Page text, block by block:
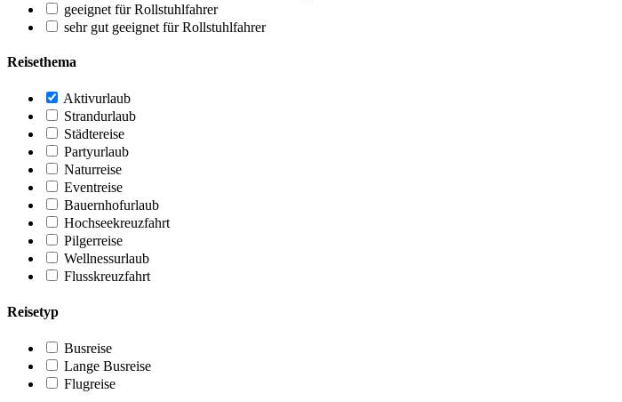
geeignet für Rollstuhlfahrer
sehr gut geeignet für Rollstuhlfahrer
Reisethema
Aktivurlaub
Strandurlaub
Städtereise
Partyurlaub
Naturreise
Eventreise
Bauernhofurlaub
Hochseekreuzfahrt
Pilgerreise
Wellnessurlaub
Flusskreuzfahrt
Reisetyp
Busreise
Lange Busreise
Flugreise